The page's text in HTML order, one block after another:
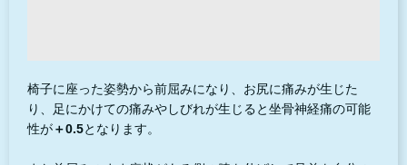
椅子に座った姿勢から前屈みになり、お尻に痛みが生じた
り、足にかけての痛みやしびれが生じると坐骨神経痛の可能
性が＋0.5となります。